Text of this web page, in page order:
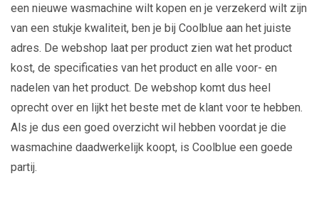
een nieuwe wasmachine wilt kopen en je verzekerd wilt zijn
van een stukje kwaliteit, ben je bij Coolblue aan het juiste
adres. De webshop laat per product zien wat het product
kost, de specificaties van het product en alle voor- en
nadelen van het product. De webshop komt dus heel
oprecht over en lijkt het beste met de klant voor te hebben.
Als je dus een goed overzicht wil hebben voordat je die
wasmachine daadwerkelijk koopt, is Coolblue een goede
partij.